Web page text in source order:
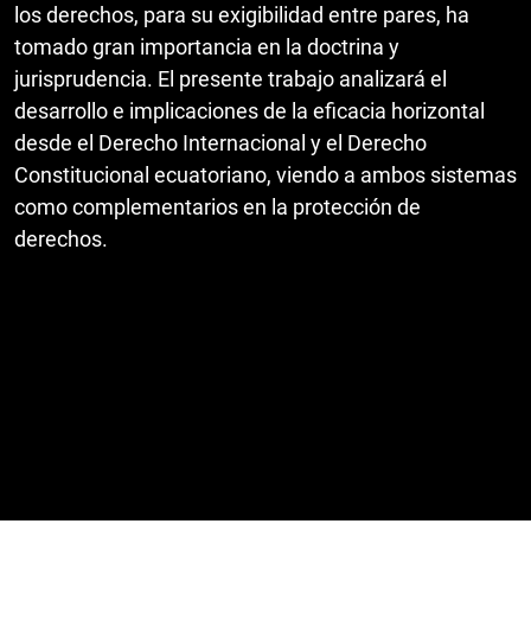
los derechos, para su exigibilidad entre pares, ha
tomado gran importancia en la doctrina y
jurisprudencia. El presente trabajo analizará el
desarrollo e implicaciones de la eficacia horizontal
desde el Derecho Internacional y el Derecho
Constitucional ecuatoriano, viendo a ambos sistemas
como complementarios en la protección de
derechos.